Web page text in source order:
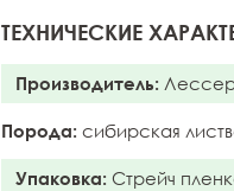
ТЕХНИЧЕСКИЕ
Производитель:
Порода: сибирская
Упаковка: Стрейч